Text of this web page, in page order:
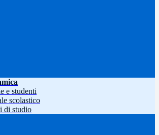
e studenti
scolastico
di studio